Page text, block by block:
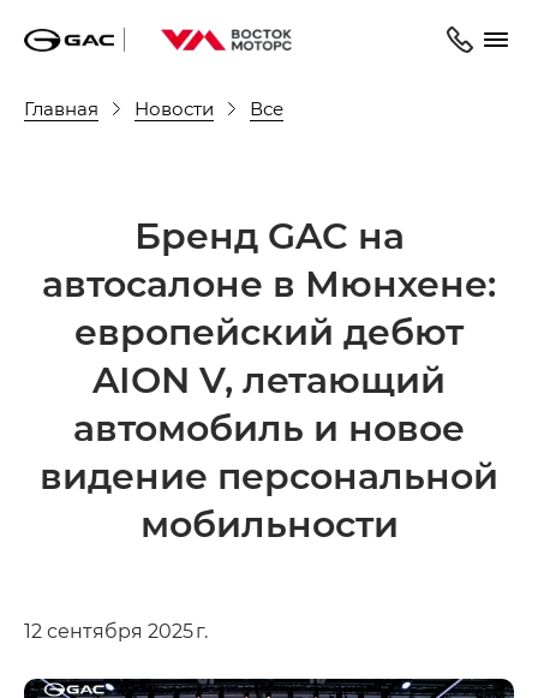
Главная Новости Все
Бренд GAC на
автосалоне в Мюнхене:
европейский дебют
AION V, летающий
автомобиль и новое
видение персональной
мобильности
12 сентября 2025 г.